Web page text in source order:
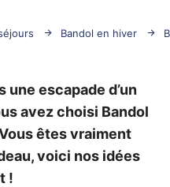
Bandol en hiver
escapade d’un
avez choisi Bandol
êtes vraiment
voici nos idées
!